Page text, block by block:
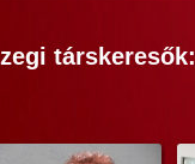
társkeresők: